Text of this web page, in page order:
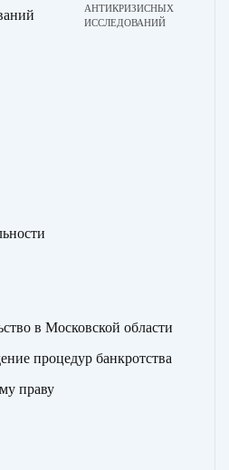
АНТИКРИЗИСНЫХ
ИССЛЕДОВАНИЙ
в Московской области
процедур банкротства
праву